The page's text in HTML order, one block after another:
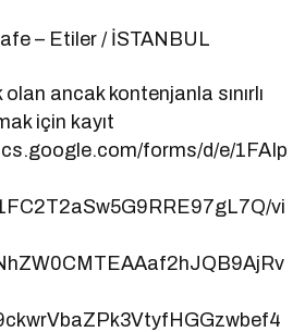
– Etiler / İSTANBUL
olan ancak kontenjanla sınırlı
için kayıt
forms/d/e/1FAIp
vi